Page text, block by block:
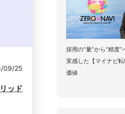
09/25
ッド
採用の“量”から“精度
実感した【マイナビ
価値